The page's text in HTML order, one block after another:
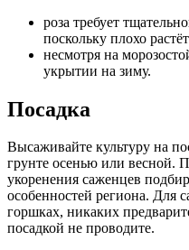
роза требует
поскольку плохо
несмотря на
укрытии на зиму.
Посадка
Высаживайте культуру на
грунте осенью или весной.
укоренения саженцев
особенностей региона. Для
горшках, никаких
посадкой не проводите.